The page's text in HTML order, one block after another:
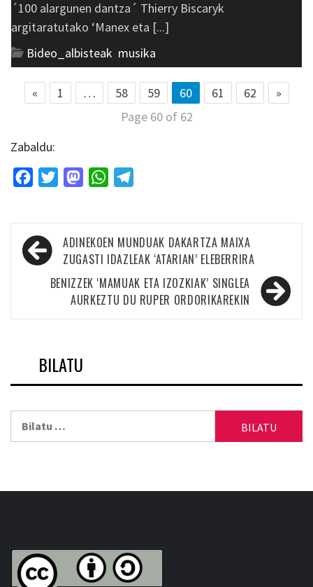
´100 alargunen dantza´ Thierry Biscaryk
argitaratutako ‘Manex eta [...]
Bideo_albisteak musika
« 1 … 58 59 60 61 62
»
Page 60 of 62
Zabaldu:
FacebookTwitterMastodonWhatsApp
Bidalketetan
zehar
nabigatu
ADINEKOEN MUNDUAK DAKARTZA MAIXA
ZUGASTI IDAZLEAK ‘ATARIAN’ ELEBERRIRA
BENIZZEK ‘MAMUAK ETA IZOZKIAK’ SINGLEA
AURKEZTU DU RUPER ORDORIKAREKIN
BILATU